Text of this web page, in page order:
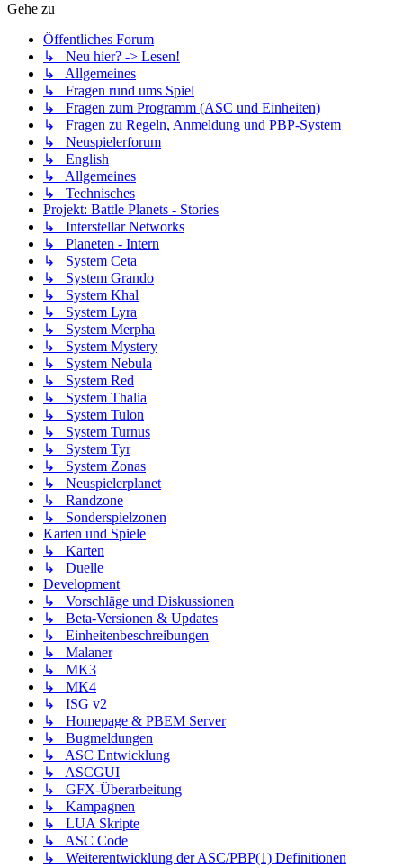
Gehe zu
Öffentliches Forum
↳ Neu hier? -> Lesen!
↳ Allgemeines
↳ Fragen rund ums Spiel
↳ Fragen zum Programm (ASC und Einheiten)
↳ Fragen zu Regeln, Anmeldung und PBP-System
↳ Neuspielerforum
↳ English
↳ Allgemeines
↳ Technisches
Projekt: Battle Planets - Stories
↳ Interstellar Networks
↳ Planeten - Intern
↳ System Ceta
↳ System Grando
↳ System Khal
↳ System Lyra
↳ System Merpha
↳ System Mystery
↳ System Nebula
↳ System Red
↳ System Thalia
↳ System Tulon
↳ System Turnus
↳ System Tyr
↳ System Zonas
↳ Neuspielerplanet
↳ Randzone
↳ Sonderspielzonen
Karten und Spiele
↳ Karten
↳ Duelle
Development
↳ Vorschläge und Diskussionen
↳ Beta-Versionen & Updates
↳ Einheitenbeschreibungen
↳ Malaner
↳ MK3
↳ MK4
↳ ISG v2
↳ Homepage & PBEM Server
↳ Bugmeldungen
↳ ASC Entwicklung
↳ ASCGUI
↳ GFX-Überarbeitung
↳ Kampagnen
↳ LUA Skripte
↳ ASC Code
↳ Weiterentwicklung der ASC/PBP(1) Definitionen